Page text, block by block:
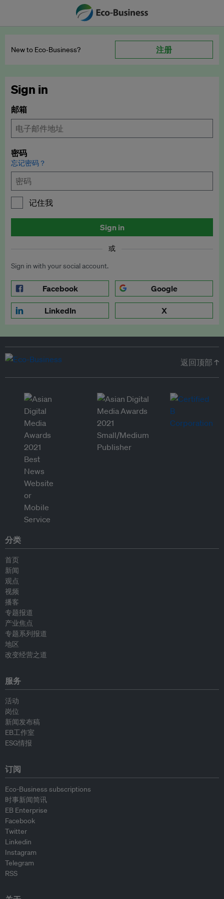
New to Eco‑Business? 注册
Sign in
邮箱
密码
忘记密码？
记住我
Sign in
或
Sign in with your social account.
Facebook Google
LinkedIn X
返回顶部 ↑
分类
首页
新闻
观点
视频
播客
专题报道
产业焦点
专题系列报道
地区
改变经营之道
服务
活动
岗位
新闻发布稿
EB工作室
ESG情报
订阅
Eco-Business subscriptions
时事新闻简讯
EB Enterprise
Facebook
Twitter
Linkedin
Instagram
Telegram
RSS